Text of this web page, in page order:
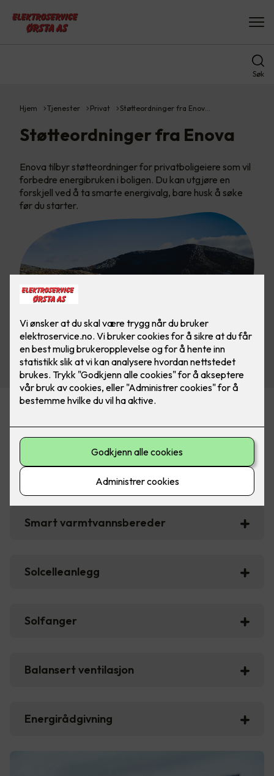
Søk
Hjem Tjenester Privat Støtteordninger fra Enov…
Støtteordninger fra Enova
Enova tilbyr støtteordninger for privatboligeiere som vil
forbedre energibruken i boligen. Du kan utgjøre en
forskjell ved å ta smarte energivalg, bare husk å søke
før du starter.
Enova
Smart varmtvannsbereder
Solcelleanlegg
Solfanger
Balansert ventilasjon
Energirådgivning